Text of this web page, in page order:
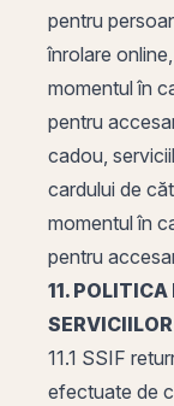
pentru
înrolare
momentul în
pentru
cadou,
cardului de
momentul în
pentru
11.
SERVICIILOR
11.1 SSIF
efectuate de